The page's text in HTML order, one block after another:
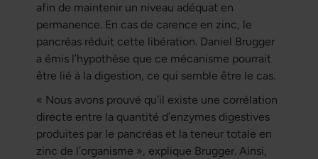
afin de maintenir un niveau adéquat en
permanence. En cas de carence en zinc, le
pancréas réduit cette libération. Daniel Brugger
a émis l’hypothèse que ce mécanisme pourrait
être lié à la digestion, ce qui semble être le cas.
« Nous avons prouvé qu’il existe une corrélation
directe entre la quantité d’enzymes digestives
produites par le pancréas et la teneur totale en
zinc de l’organisme », explique Brugger. Ainsi,